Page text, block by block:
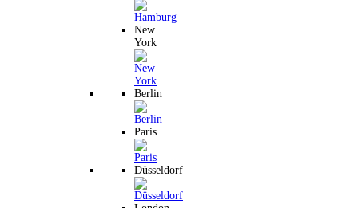
New
York
Berlin
Paris
Düsseldorf